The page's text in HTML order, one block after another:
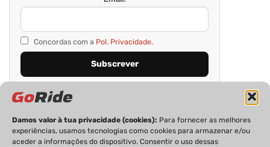
Damos valor à tua privacidade (cookies): Para fornecer as melhores
experiências, usamos tecnologias como cookies para armazenar e/ou
aceder a informações do dispositivo. Consentir o uso dessas
Concordas com a Pol. Privacidade.